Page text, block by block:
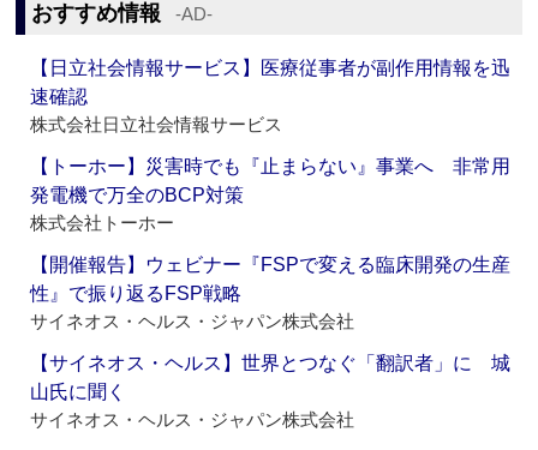
おすすめ情報 ‐AD‐
【日立社会情報サービス】医療従事者が副作用情報を迅
速確認
株式会社日立社会情報サービス
【トーホー】災害時でも『止まらない』事業へ 非常用
発電機で万全のBCP対策
株式会社トーホー
【開催報告】ウェビナー『FSPで変える臨床開発の生産
性』で振り返るFSP戦略
サイネオス・ヘルス・ジャパン株式会社
【サイネオス・ヘルス】世界とつなぐ「翻訳者」に 城
山氏に聞く
サイネオス・ヘルス・ジャパン株式会社